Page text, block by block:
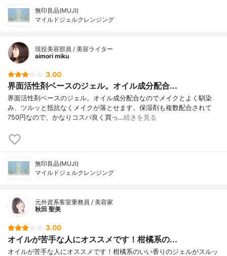
無印良品(MUJI)
マイルドジェルクレンジング
現役美容部員 / 美容ライター
aimori miku
3.00
界面活性剤ベースのジェル。オイル成分配合...
界面活性剤ベースのジェル。オイル成分配合なのでメイクとよく馴染
み、ツルッと抵抗なくメイクが落とせます。保湿剤も複数配合されて
750円なので、かなりコスパ良く買っ…続きを見る
無印良品(MUJI)
マイルドジェルクレンジング
元外資系客室乗務員 / 美容家
秋田 聖美
3.00
オイルが苦手な人にオススメです！柑橘系の...
オイルが苦手な人にオススメです！柑橘系のいい香りのジェルがスルッ